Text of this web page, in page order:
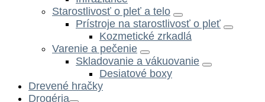
Starostlivosť o pleť a telo
Prístroje na starostlivosť o pleť
Kozmetické zrkadlá
Varenie a pečenie
Skladovanie a vákuovanie
Desiatové boxy
Drevené hračky
Drogéria